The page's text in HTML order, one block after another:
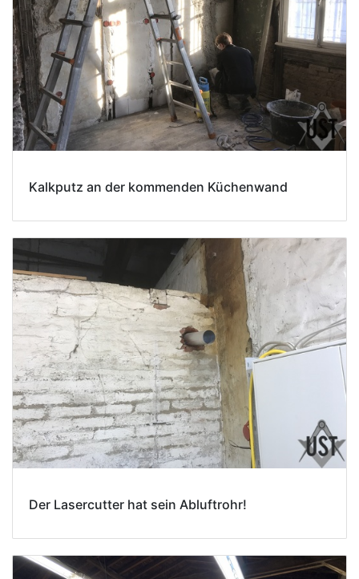
Kalkputz an der kommenden Küchenwand
Der Lasercutter hat sein Abluftrohr!